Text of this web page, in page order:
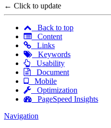
← Click to update
Back to top
Content
Links
Keywords
Usability
Document
Mobile
Optimization
PageSpeed Insights
Navigation